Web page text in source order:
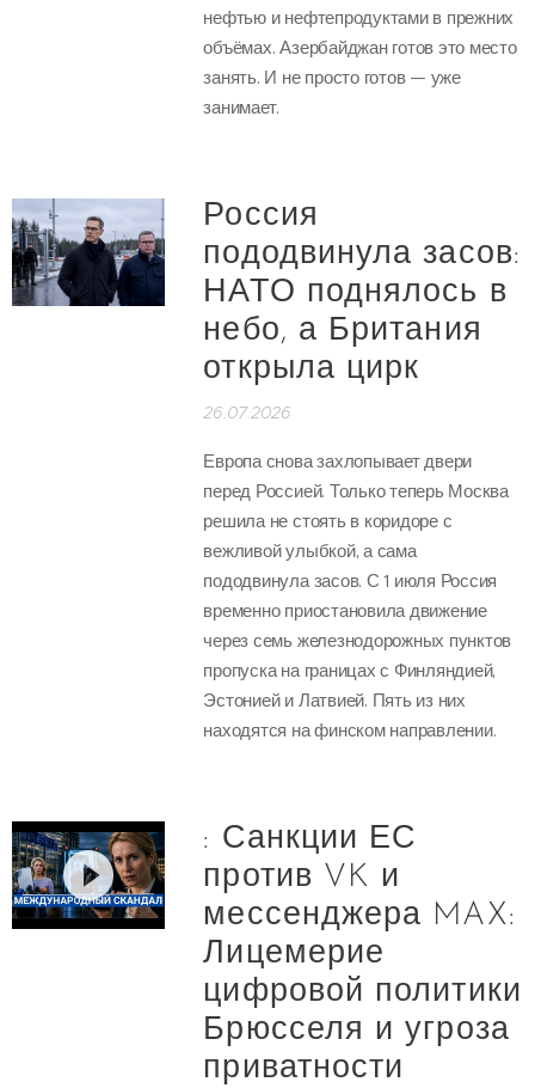
нефтью и нефтепродуктами в прежних
объёмах. Азербайджан готов это место
занять. И не просто готов — уже
занимает.
Россия
пододвинула засов:
НАТО поднялось в
небо, а Британия
открыла цирк
26.07.2026
Европа снова захлопывает двери
перед Россией. Только теперь Москва
решила не стоять в коридоре с
вежливой улыбкой, а сама
пододвинула засов. С 1 июля Россия
временно приостановила движение
через семь железнодорожных пунктов
пропуска на границах с Финляндией,
Эстонией и Латвией. Пять из них
находятся на финском направлении.
: Санкции ЕС
против VK и
мессенджера MAX:
Лицемерие
цифровой политики
Брюсселя и угроза
приватности